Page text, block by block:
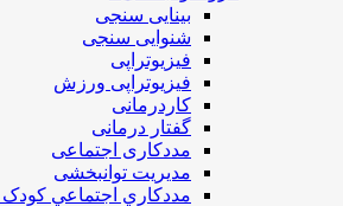
بینایی سنجی
شنوایی سنجی
فیزیوتراپی
فیزیوتراپی ورزش
کاردرمانی
گفتار درمانی
مددکاری اجتماعی
مديريت توانبخشی
مددکاري اجتماعي کودک